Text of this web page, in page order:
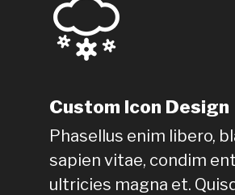
Custom Icon Design
Phasellus enim libero,
sapien vitae, condim
ultricies magna et.